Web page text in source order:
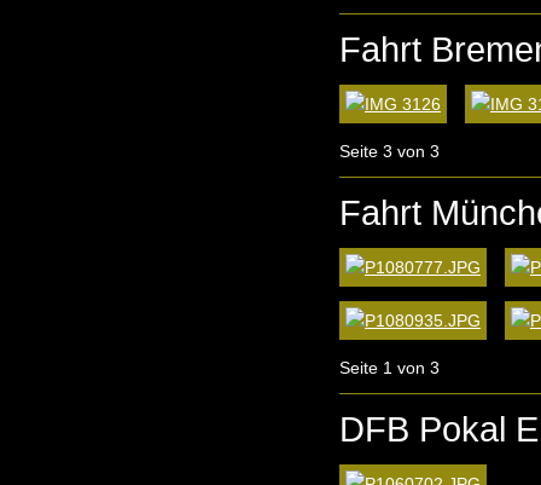
Fahrt
Seite 3 von 3
Fahrt
Seite 1 von 3
DFB Pokal